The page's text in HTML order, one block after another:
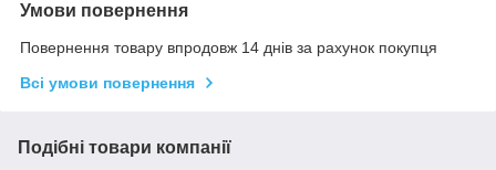
Умови повернення
Повернення товару впродовж 14 днів за рахунок покупця
Всі умови повернення
Подібні товари компанії